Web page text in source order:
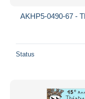
AKHP5-0490-67 -
Status